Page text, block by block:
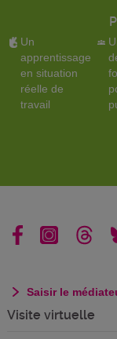
Un
apprentissage
en situation
réelle de
travail
Saisir le
Visite virtuelle